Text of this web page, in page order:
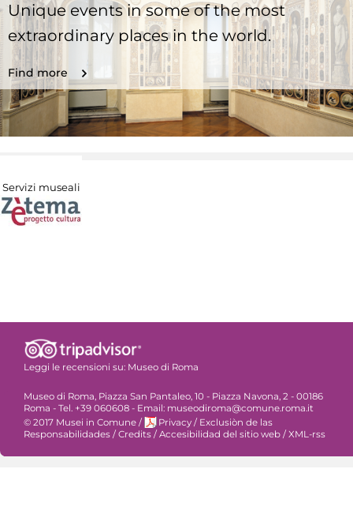
Unique events in some of the most
extraordinary places in the world.
Find more
Servizi museali
Leggi le recensioni su: Museo di Roma
Museo di Roma, Piazza San Pantaleo, 10 - Piazza Navona, 2 - 00186
Roma - Tel. +39 060608 - Email: museodiroma@comune.roma.it
© 2017 Musei in Comune / Privacy / Exclusiòn de las
Responsabilidades / Credits / Accesibilidad del sitio web / XML-rss